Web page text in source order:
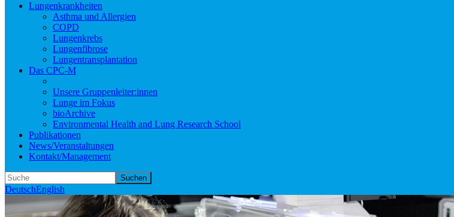
Lungenkrankheiten
Asthma und Allergien
COPD
Lungenkrebs
Lungenfibrose
Lungentransplantation
Das CPC-M
Unsere Gruppenleiter:innen
Lunge im Fokus
bioArchive
Environmental Health and Lung Research School
Publikationen
News/Veranstaltungen
Kontakt/Management
Suchen
DeutschEnglish